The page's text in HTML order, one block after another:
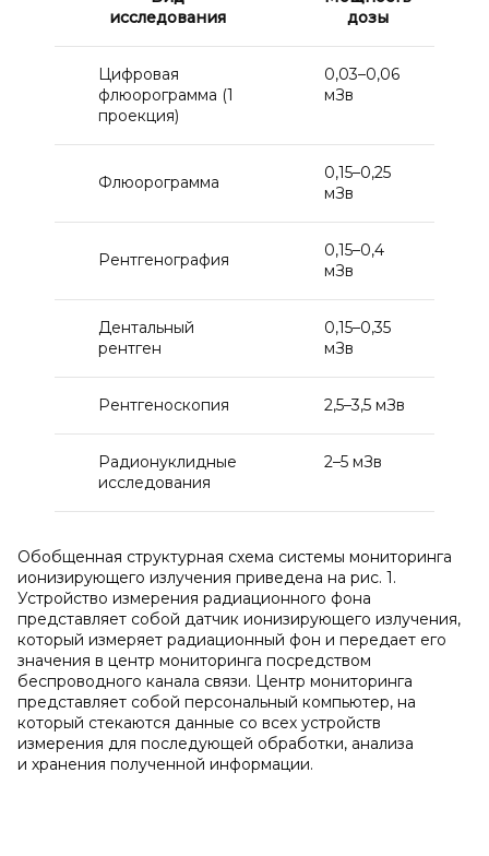
исследования
дозы
Цифровая
флюорограмма (1
проекция)
0,03–0,06
мЗв
Флюорограмма
0,15–0,25
мЗв
Рентгенография
0,15–0,4
мЗв
Дентальный
рентген
0,15–0,35
мЗв
Рентгеноскопия 2,5–3,5 мЗв
Радионуклидные
исследования
2–5 мЗв
Обобщенная структурная схема системы мониторинга
ионизирующего излучения приведена на рис. 1.
Устройство измерения радиационного фона
представляет собой датчик ионизирующего излучения,
который измеряет радиационный фон и передает его
значения в центр мониторинга посредством
беспроводного канала связи. Центр мониторинга
представляет собой персональный компьютер, на
который стекаются данные со всех устройств
измерения для последующей обработки, анализа
и хранения полученной информации.